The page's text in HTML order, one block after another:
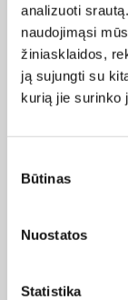
analizuoti
naudojimąsi
žiniasklaidos,
ją sujungti su
kurią jie surinko
pasirinkimas
Būtinas
Nuostatos
Statistika
nustatytus
Visi„Zepter
patentuotą
naująja radijo
nepaprastus
dengtais indais.